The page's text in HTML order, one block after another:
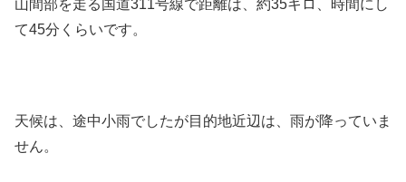
山間部を走る国道311号線で距離は、約35キロ、時間にし
て45分くらいです。
天候は、途中小雨でしたが目的地近辺は、雨が降っていま
せん。